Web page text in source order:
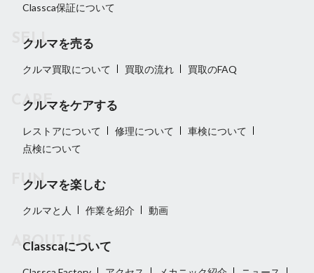
Classca保証について
クルマを売る
クルマ買取について 買取の流れ 買取のFAQ
クルマをケアする
レストアについて 修理について
車検について
点検について
クルマを楽しむ
クルマと人 作業を紹介 動画
Classcaについて